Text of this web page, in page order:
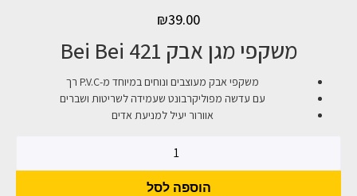
₪39.00
משקפי מגן אבק 421 Bei Bei
משקפי אבק מעוצבים ונוחים במיוחד מ-P.V.C רך
עם עדשה מפוליקרבונט שעמידה לשריטות ושברים
אוורור יעיל למניעת אדים
הוספה לסל